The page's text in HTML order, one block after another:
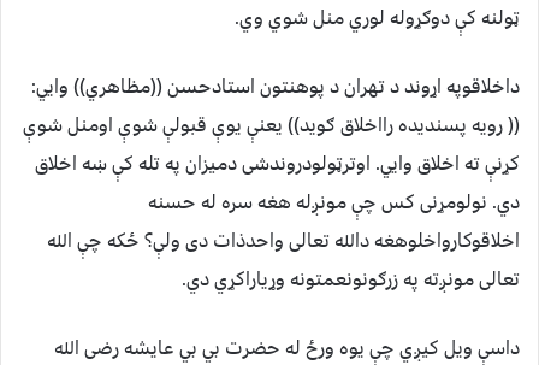
ټولنه کې دوګړوله لوري منل شوي وي.
داخلاقوپه اړوند د تهران د پوهنتون استادحسن ((مظاهري)) وايي:
(( رويه پسنديده رااخلاق ګويد)) يعنې يوې قبولې شوې اومنل شوې
کړنې ته اخلاق وايي. اوترټولودروندشی دميزان په تله کې ښه اخلاق
دي. نولومړنی کس چې مونږله هغه سره له حسنه
اخلاقوکارواخلوهغه دالله تعالی واحدذات دی ولې؟ ځکه چې الله
تعالی مونږته په زرګونونعمتونه وړياراکړي دي.
داسې ويل کيږي چې يوه ورځ له حضرت بي بي عايشه رضی الله